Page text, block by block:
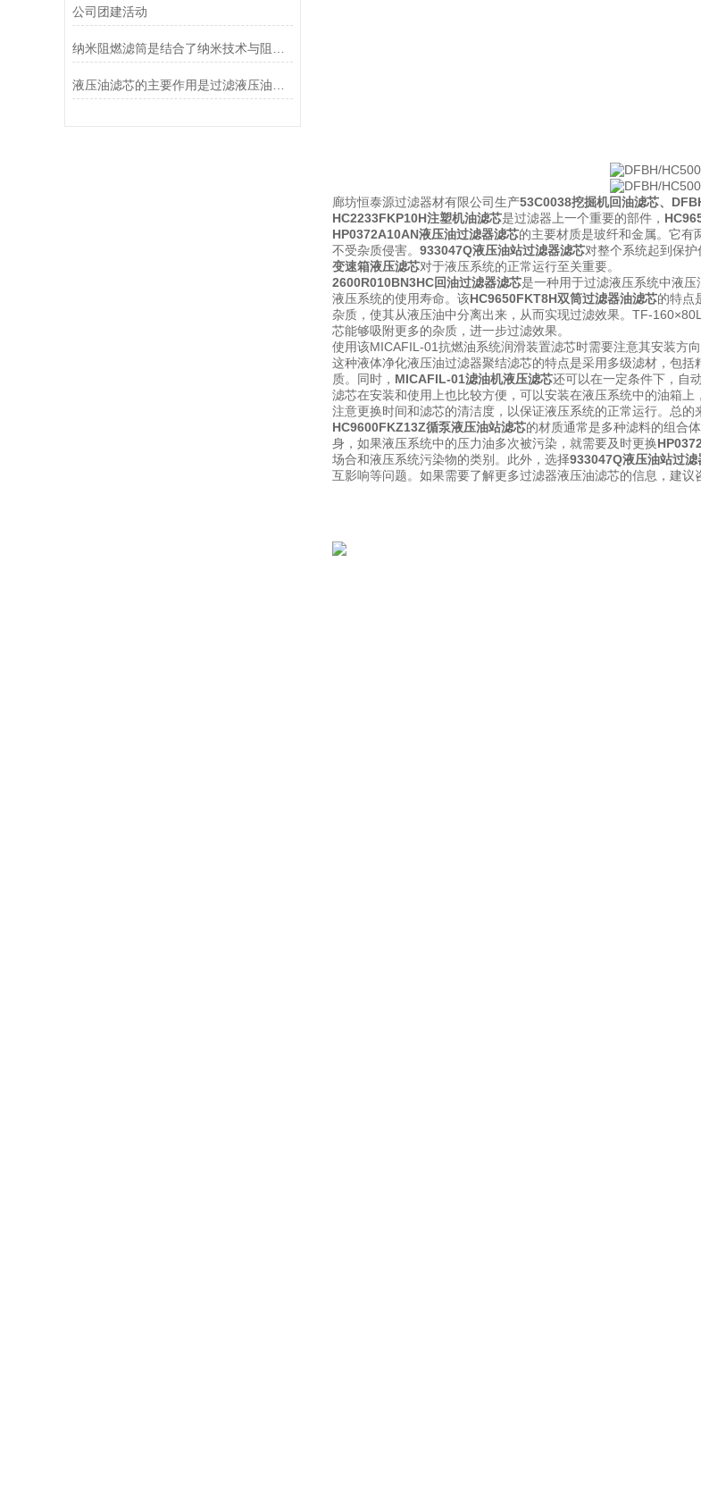
公司团建活动
廊坊恒泰源过滤器材有限公司生产53C0038挖掘机回油滤芯、
HC2233FKP10H注塑机油滤芯是过滤器上一个重要的部件，
HP0372A10AN液压油过滤器滤芯的主要材质是玻纤和金属。它有
不受杂质侵害。 933047Q液压油站过滤器滤芯对整个系统起到保
变速箱液压滤芯对于液压系统的正常运行至关重要。
2600R010BN3HC回油过滤器滤芯是一种用于过滤液压系统中液
液压系统的使用寿命。该HC9650FKT8H双筒过滤器油滤芯的特点
杂质，使其从液压油中分离出来，从而实现过滤效果。TF-
芯能够吸附更多的杂质，进一步过滤效果。
使用该MICAFIL-01抗燃油系统润滑装置滤芯时需要注意其安装方
这种液体净化液压油过滤器聚结滤芯的特点是采用多级滤材，包
质。同时， MICAFIL-01滤油机液压滤芯还可以在一定条件下，自
滤芯在安装和使用上也比较方便，可以安装在液压系统中的油箱
注意更换时间和滤芯的清洁度，以保证液压系统的正常运行。总
HC9600FKZ13Z循泵液压油站滤芯的材质通常是多种滤料的组合
身，如果液压系统中的压力油多次被污染，就需要及时更换
场合和液压系统污染物的类别。此外，选择933047Q液压油站过滤
互影响等问题。如果需要了解更多过滤器液压油滤芯的信息，建议